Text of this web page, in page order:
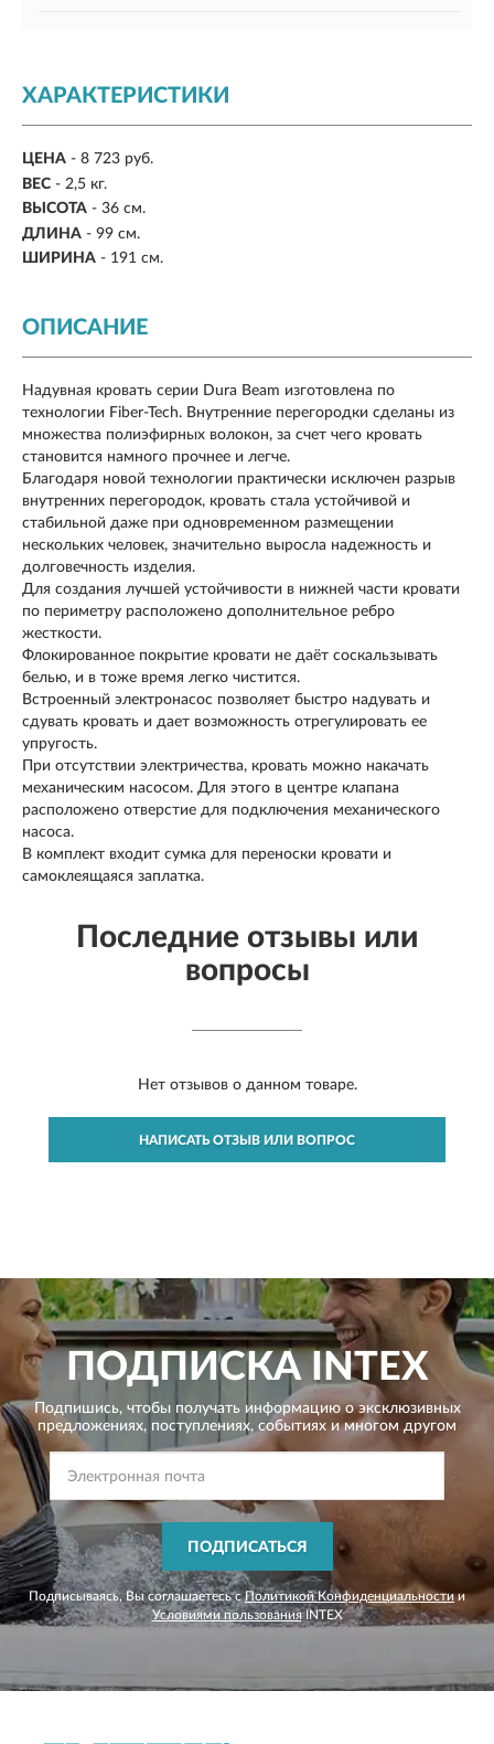
ХАРАКТЕРИСТИКИ
ЦЕНА - 8 723 руб.
ВЕС - 2,5 кг.
ВЫСОТА - 36 см.
ДЛИНА - 99 см.
ШИРИНА - 191 см.
ОПИСАНИЕ
Надувная кровать серии Dura Beam изготовлена по
технологии Fiber-Tech. Внутренние перегородки сделаны из
множества полиэфирных волокон, за счет чего кровать
становится намного прочнее и легче.
Благодаря новой технологии практически исключен разрыв
внутренних перегородок, кровать стала устойчивой и
стабильной даже при одновременном размещении
нескольких человек, значительно выросла надежность и
долговечность изделия.
Для создания лучшей устойчивости в нижней части кровати
по периметру расположено дополнительное ребро
жесткости.
Флокированное покрытие кровати не даёт соскальзывать
белью, и в тоже время легко чистится.
Встроенный электронасос позволяет быстро надувать и
сдувать кровать и дает возможность отрегулировать ее
упругость.
При отсутствии электричества, кровать можно накачать
механическим насосом. Для этого в центре клапана
расположено отверстие для подключения механического
насоса.
В комплект входит сумка для переноски кровати и
самоклеящаяся заплатка.
Последние отзывы или
вопросы
Нет отзывов о данном товаре.
НАПИСАТЬ ОТЗЫВ ИЛИ ВОПРОС
ПОДПИСКАINTEX
Подпишись, чтобы получать информацию о эксклюзивных
предложениях, поступлениях, событиях и многом другом
ПОДПИСАТЬСЯ
Подписываясь, Вы соглашаетесь сПолитикой Конфиденциальности и
Условиями пользованияINTEX